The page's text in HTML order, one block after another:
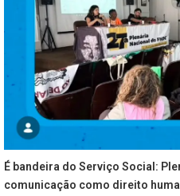
É bandeira do Serviço Social:
comunicação como direito